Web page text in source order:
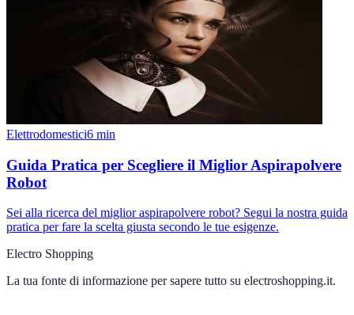
Elettrodomestici6 min
Guida Pratica per Scegliere il Miglior Aspirapolvere
Robot
Sei alla ricerca del miglior aspirapolvere robot? Segui la nostra guida
pratica per fare la scelta giusta secondo le tue esigenze.
Electro Shopping
La tua fonte di informazione per sapere tutto su electroshopping.it.